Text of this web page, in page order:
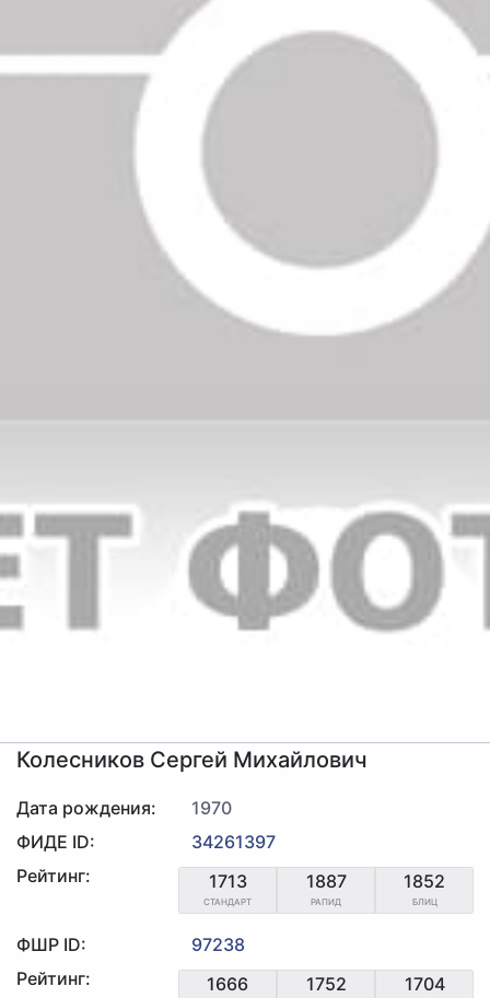
Колесников Сергей Михайлович
Дата рождения:
1970
ФИДЕ ID:
34261397
Рейтинг:
1713
СТАНДАРТ
1887
РАПИД
1852
БЛИЦ
ФШР ID:
97238
Рейтинг:
1666 1752 1704